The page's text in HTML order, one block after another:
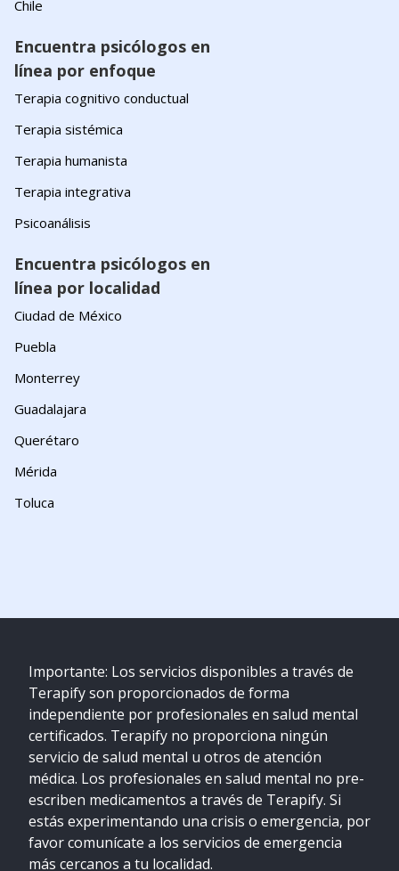
Chile
Encuentra psicólogos en
línea por enfoque
Terapia cognitivo conductual
Terapia sistémica
Terapia humanista
Terapia integrativa
Psicoanálisis
Encuentra psicólogos en
línea por localidad
Ciudad de México
Puebla
Monterrey
Guadalajara
Querétaro
Mérida
Toluca
Importante: Los servicios disponibles a través de
Terapify son proporcionados de forma
independiente por profesionales en salud mental
certificados. Terapify no proporciona ningún
servicio de salud mental u otros de atención
médica. Los profesionales en salud mental no pre-
escriben medicamentos a través de Terapify. Si
estás experimentando una crisis o emergencia, por
favor comunícate a los servicios de emergencia
más cercanos a tu localidad.